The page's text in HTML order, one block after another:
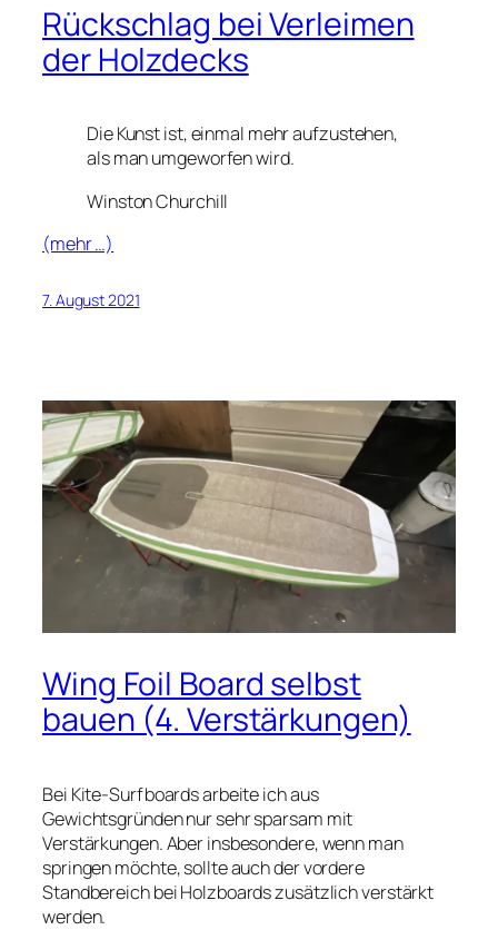
Rückschlag bei Verleimen
der Holzdecks
Die Kunst ist, einmal mehr aufzustehen,
als man umgeworfen wird.
Winston Churchill
(mehr …)
7. August 2021
Wing Foil Board selbst
bauen (4. Verstärkungen)
Bei Kite-Surfboards arbeite ich aus
Gewichtsgründen nur sehr sparsam mit
Verstärkungen. Aber insbesondere, wenn man
springen möchte, sollte auch der vordere
Standbereich bei Holzboards zusätzlich verstärkt
werden.